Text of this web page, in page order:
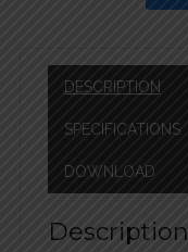
DESCRIPTION
SPECIFICATIONS
DOWNLOAD
Description